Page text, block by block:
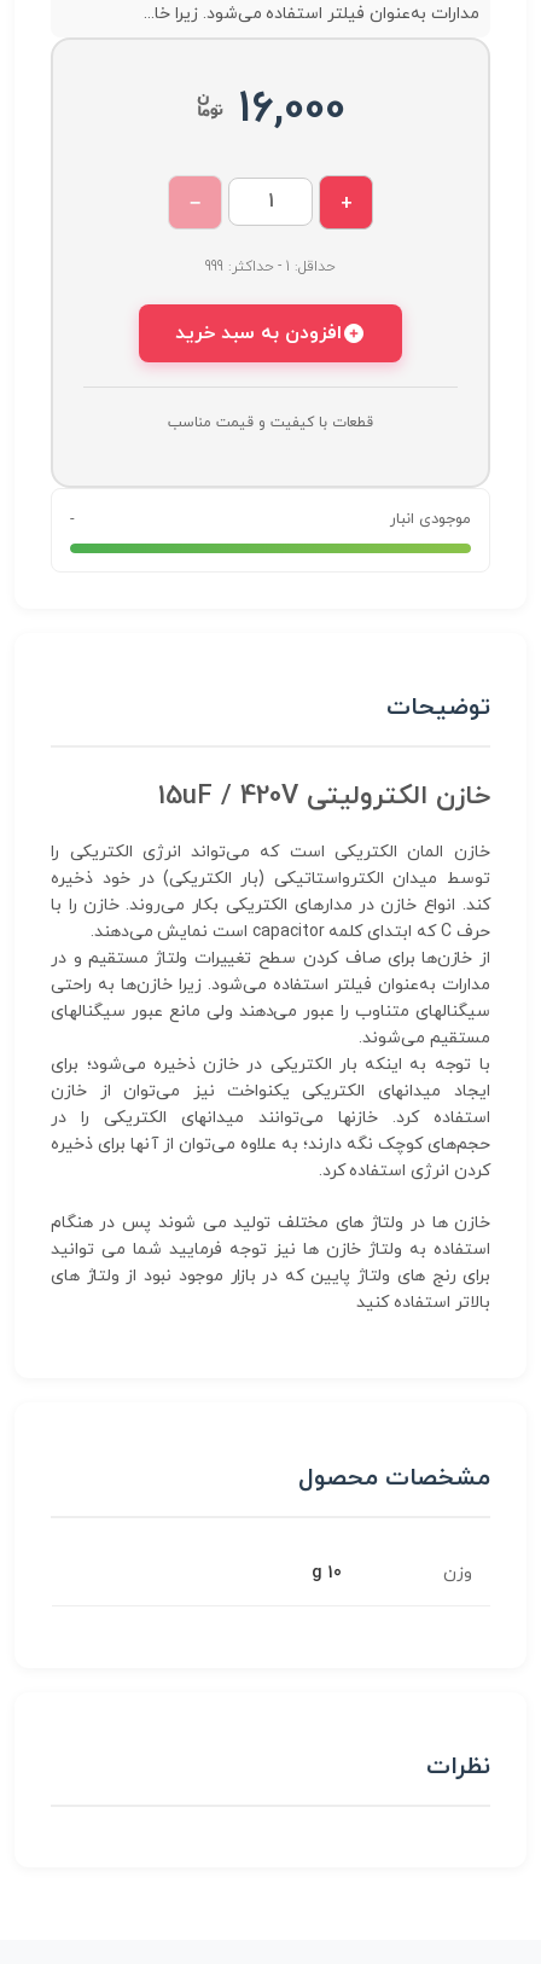
مدارات به‌عنوان فیلتر استفاده می‌شود. زیرا خا...
16,000
+
−
حداقل: 1 - حداکثر: 999
افزودن به سبد خرید
قطعات با کیفیت و قیمت مناسب
موجودی انبار -
توضیحات
خازن الکترولیتی 15uF / 420V
خازن المان الکتریکی است که می‌تواند انرژی الکتریکی را
توسط میدان الکترواستاتیکی (بار الکتریکی) در خود ذخیره
کند. انواع خازن در مدارهای الکتریکی بکار می‌روند. خازن را با
حرف C که ابتدای کلمه capacitor است نمایش می‌دهند.
از خازن‌ها برای صاف کردن سطح تغییرات ولتاژ مستقیم و در
مدارات به‌عنوان فیلتر استفاده می‌شود. زیرا خازن‌ها به راحتی
سیگنالهای متناوب را عبور می‌دهند ولی مانع عبور سیگنالهای
مستقیم می‌شوند.
با توجه به اینکه بار الکتریکی در خازن ذخیره می‌شود؛ برای
ایجاد میدانهای الکتریکی یکنواخت نیز می‌توان از خازن
استفاده کرد. خازنها می‌توانند میدانهای الکتریکی را در
حجم‌های کوچک نگه دارند؛ به علاوه می‌توان از آنها برای ذخیره
کردن انرژی استفاده کرد.
خازن ها در ولتاژ های مختلف تولید می شوند پس در هنگام
استفاده به ولتاژ خازن ها نیز توجه فرمایید شما می توانید
برای رنج های ولتاژ پایین که در بازار موجود نبود از ولتاژ های
بالاتر استفاده کنید
مشخصات محصول
وزن 10 g
نظرات